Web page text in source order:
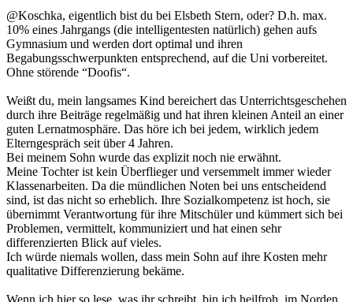
@Koschka, eigentlich bist du bei Elsbeth Stern, oder? D.h. max.
10% eines Jahrgangs (die intelligentesten natürlich) gehen aufs
Gymnasium und werden dort optimal und ihren
Begabungsschwerpunkten entsprechend, auf die Uni vorbereitet.
Ohne störende “Doofis“.
Weißt du, mein langsames Kind bereichert das Unterrichtsgeschehen
durch ihre Beiträge regelmäßig und hat ihren kleinen Anteil an einer
guten Lernatmosphäre. Das höre ich bei jedem, wirklich jedem
Elterngespräch seit über 4 Jahren.
Bei meinem Sohn wurde das explizit noch nie erwähnt.
Meine Tochter ist kein Überflieger und versemmelt immer wieder
Klassenarbeiten. Da die mündlichen Noten bei uns entscheidend
sind, ist das nicht so erheblich. Ihre Sozialkompetenz ist hoch, sie
übernimmt Verantwortung für ihre Mitschüler und kümmert sich bei
Problemen, vermittelt, kommuniziert und hat einen sehr
differenzierten Blick auf vieles.
Ich würde niemals wollen, dass mein Sohn auf ihre Kosten mehr
qualitative Differenzierung bekäme.